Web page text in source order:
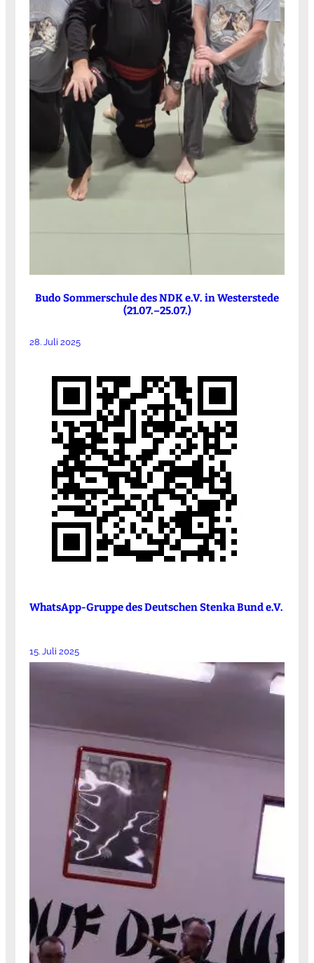
Budo Sommerschule des NDK e.V. in Westerstede
(21.07.–25.07.)
28. Juli 2025
WhatsApp-Gruppe des Deutschen Stenka Bund e.V.
15. Juli 2025